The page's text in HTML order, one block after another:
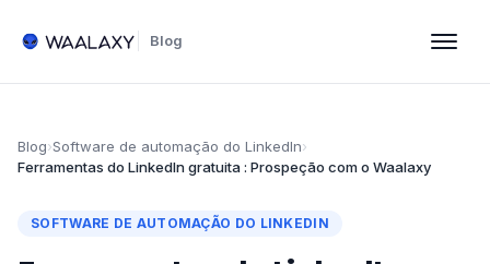
Blog
Blog›Software de automação do LinkedIn›
Ferramentas do LinkedIn gratuita : Prospeção com o Waalaxy
SOFTWARE DE AUTOMAÇÃO DO LINKEDIN